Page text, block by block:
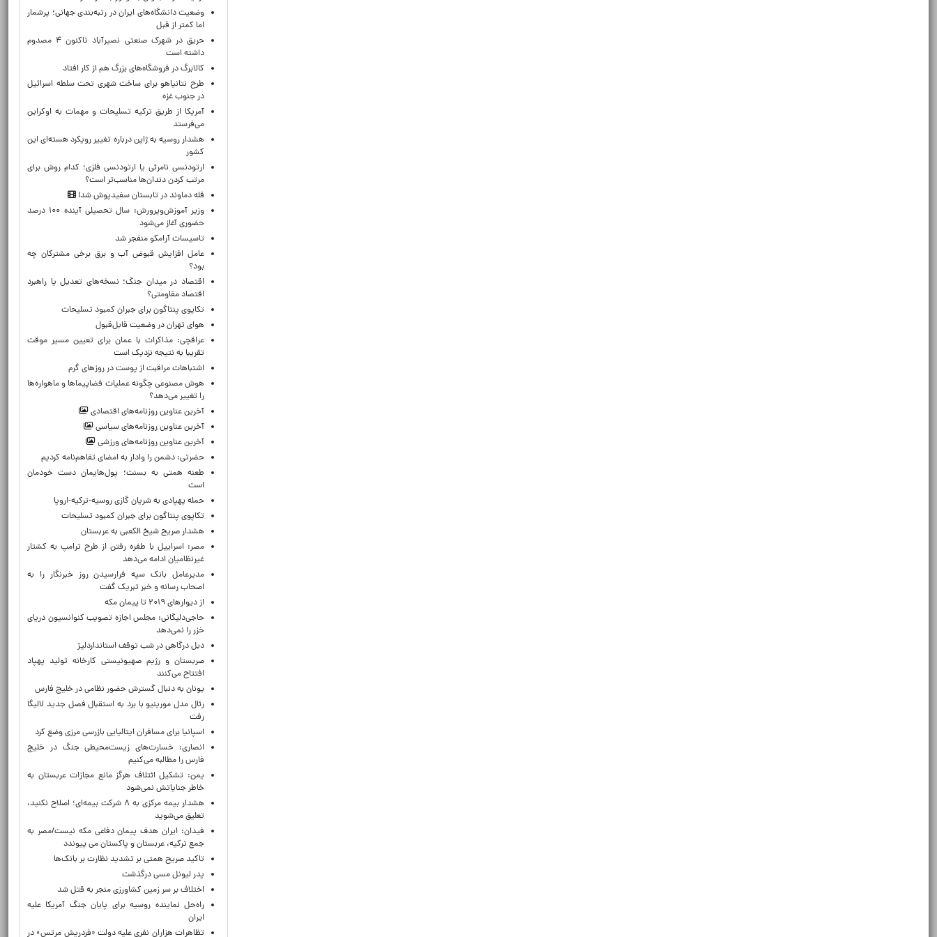
وضعیت دانشگاه‌های ایران در رتبه‌بندی جهانی؛ پرشمار
اما کمتر از قبل
حریق در شهرک صنعتی نصیرآباد تاکنون ۴ مصدوم
داشته است
کالابرگ در فروشگاه‌های بزرگ هم از کار افتاد
طرح نتانیاهو برای ساخت شهری تحت سلطه اسرائیل
در جنوب غزه
آمریکا از طریق ترکیه تسلیحات و مهمات به اوکراین
می‌فرستد
هشدار روسیه به ژاپن درباره تغییر رویکرد هسته‌ای این
کشور
ارتودنسی نامرئی یا ارتودنسی فلزی؛ کدام روش برای
مرتب کردن دندان‌ها مناسب‌تر است؟
قله دماوند در تابستان سفیدپوش شد!
وزیر آموزش‌وپرورش: سال تحصیلی آینده ۱۰۰ درصد
حضوری آغاز می‌شود
تاسیسات آرامکو منفجر شد
عامل افزایش قبوض آب و برق برخی مشترکان چه
بود؟
اقتصاد در میدان جنگ؛ نسخه‌های تعدیل یا راهبرد
اقتصاد مقاومتی؟
تکاپوی پنتاگون برای جبران کمبود تسلیحات
هوای تهران در وضعیت قابل‌قبول
عراقچی: مذاکرات با عمان برای تعیین مسیر موقت
تقریبا به نتیجه نزدیک است
اشتباهات مراقبت از پوست در روزهای گرم
هوش مصنوعی چگونه عملیات فضاپیماها و ماهواره‌ها
را تغییر می‌دهد؟
آخرین عناوین روزنامه‌های اقتصادی
آخرین عناوین روزنامه‌های سیاسی
آخرین عناوین روزنامه‌های ورزشی
حضرتی: دشمن را وادار به امضای تفاهم‌نامه کردیم
طعنه همتی به بسنت؛ پول‌هایمان دست خودمان
است
حمله پهپادی به شریان گازی روسیه-ترکیه-اروپا
تکاپوی پنتاگون برای جبران کمبود تسلیحات
هشدار صریح شیخ الکعبی به عربستان
مصر: اسراییل با طفره رفتن از طرح ترامپ به کشتار
غیرنظامیان ادامه می‌دهد
مدیرعامل بانک سپه فرارسیدن روز خبرنگار را به
اصحاب رسانه و خبر تبریک گفت
از دیوارهای ۲۰۱۹ تا پیمان مکه
حاجی‌دلیگانی: مجلس اجازه تصویب کنوانسیون دریای
خزر را نمی‌دهد
دبل درگاهی در شب توقف استانداردلیژ
صربستان و رژیم صهیونیستی کارخانه تولید پهپاد
افتتاح می‌کنند
یونان به دنبال گسترش حضور نظامی در خلیج فارس
رئال مدل مورینیو با برد به استقبال فصل جدید لالیگا
رفت
اسپانیا برای مسافران ایتالیایی بازرسی مرزی وضع کرد
انصاری: خسارت‌های زیست‌محیطی جنگ در خلیج
فارس را مطالبه‌ می‌کنیم
یمن: تشکیل ائتلاف هرگز مانع مجازات عربستان به
خاطر جنایاتش نمی‌شود
هشدار بیمه مرکزی به ۸ شرکت بیمه‌ای؛ اصلاح نکنید،
تعلیق می‌شوید
فیدان: ایران هدف پیمان دفاعی مکه نیست/مصر به
جمع ترکیه، عربستان و پاکستان می پیوندد
تاکید صریح همتی بر تشدید نظارت بر بانک‌ها
پدر لیونل مسی درگذشت
اختلاف بر سر زمین کشاورزی منجر به قتل شد
راه‌حل نماینده روسیه برای پایان جنگ آمریکا علیه
ایران
تظاهرات هزاران نفری علیه دولت «فردریش مرتس» در